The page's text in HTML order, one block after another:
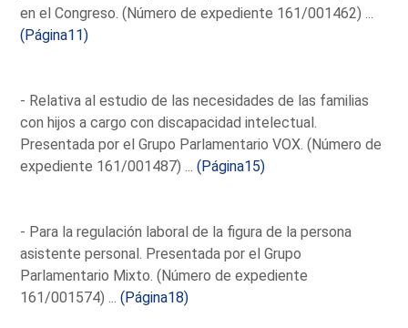
en el Congreso. (Número de expediente 161/001462) ...
(Página11)
- Relativa al estudio de las necesidades de las familias
con hijos a cargo con discapacidad intelectual.
Presentada por el Grupo Parlamentario VOX. (Número de
expediente 161/001487) ...(Página15)
- Para la regulación laboral de la figura de la persona
asistente personal. Presentada por el Grupo
Parlamentario Mixto. (Número de expediente
161/001574) ...(Página18)